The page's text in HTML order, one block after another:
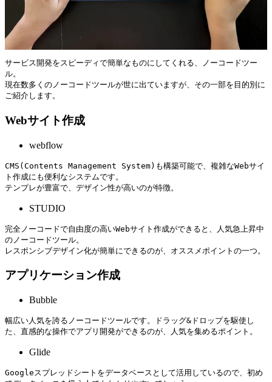
サービス開発をスピーディで簡単なものにしてくれる、ノーコードツー
ル。
現在数多くのノーコードツールが世に出ていますが、その一部を目的別に
ご紹介します。
Webサイト作成
webflow
CMS(Contents Management System)も構築可能で、複雑なWebサイ
ト作成にも便利なシステムです。
テンプレが豊富で、デザイン性が高いのが特徴。
STUDIO
完全ノーコードで自由度の高いWebサイト作成ができると、人気急上昇中
のノーコードツール。
レスポンシブデザイン化が簡単にできるのが、オススメポイントの一つ。
アプリケーション作成
Bubble
幅広い人気を誇るノーコードツールです。ドラッグ&ドロップを駆使し
た、直感的な操作でアプリ開発ができるのが、人気を集めるポイント。
Glide
Googleスプレッドシートをデータベースとして活用しているので、初め